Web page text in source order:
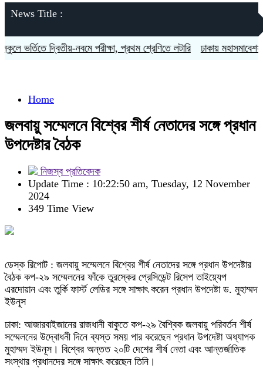
News Title :
ভর্তিতে দ্বিতীয়-নবমে পরীক্ষা, প্রথম শ্রেণিতে লটারি ঢাকায় মহাসমাবেশসহ
Home
জলবায়ু সম্মেলনে বিশ্বের শীর্ষ নেতাদের সঙ্গে প্রধান
উপদেষ্টার বৈঠক
নিজস্ব প্রতিবেদক
Update Time : 10:22:50 am, Tuesday, 12 November
2024
349 Time View
ডেস্ক রিপোট : জলবায়ু সম্মেলনে বিশ্বের শীর্ষ নেতাদের সঙ্গে প্রধান উপদেষ্টার
বৈঠক কপ-২৯ সম্মেলনের ফাঁকে তুরস্কের প্রেসিডেন্ট রিসেপ তাইয়্যেপ
এরদোয়ান এবং তুর্কি ফার্স্ট লেডির সঙ্গে সাক্ষাৎ করেন প্রধান উপদেষ্টা ড. মুহাম্মদ
ইউনূস
ঢাকা: আজারবাইজানের রাজধানী বাকুতে কপ-২৯ বৈশ্বিক জলবায়ু পরিবর্তন শীর্ষ
সম্মেলনের উদ্বোধনী দিনে ব্যস্ত সময় পার করেছেন প্রধান উপদেষ্টা অধ্যাপক
মুহাম্মদ ইউনূস। বিশ্বের অন্তত ২০টি দেশের শীর্ষ নেতা এবং আন্তর্জাতিক
সংস্থার প্রধানদের সঙ্গে সাক্ষাৎ করেছেন তিনি।